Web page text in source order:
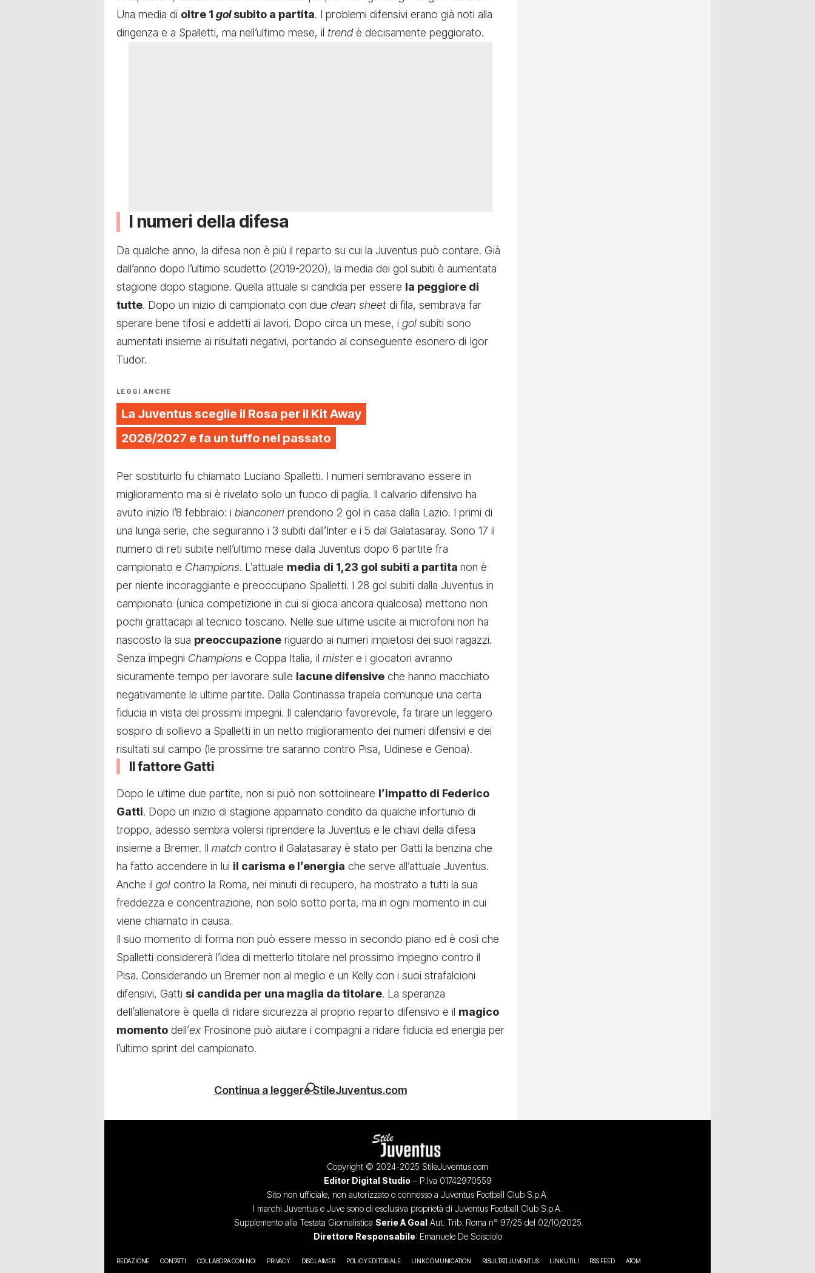
Una media di oltre 1 golsubito a partita. I problemi difensivi erano già noti alla
dirigenza e a Spalletti, ma nell’ultimo mese, il trendè decisamente peggiorato.
I numeri della difesa
Da qualche anno, la difesa non è più il reparto su cui la Juventus può contare. Già
dall’anno dopo l’ultimo scudetto (2019-2020), la media dei gol subiti è aumentata
stagione dopo stagione. Quella attuale si candida per essere la peggiore di
tutte. Dopo un inizio di campionato con due clean sheet di fila, sembrava far
sperare bene tifosi e addetti ai lavori. Dopo circa un mese, i gol subiti sono
aumentati insieme ai risultati negativi, portando al conseguente esonero di Igor
Tudor.
LEGGI ANCHE
La Juventus sceglie il Rosa per il Kit Away
2026/2027 e fa un tuffo nel passato
Per sostituirlo fu chiamato Luciano Spalletti. I numeri sembravano essere in
miglioramento ma si è rivelato solo un fuoco di paglia. Il calvario difensivo ha
avuto inizio l’8 febbraio: i bianconeri prendono 2 gol in casa dalla Lazio. I primi di
una lunga serie, che seguiranno i 3 subiti dall’Inter e i 5 dal Galatasaray. Sono 17 il
numero di reti subite nell’ultimo mese dalla Juventus dopo 6 partite fra
campionato e Champions. L’attuale media di 1,23 gol subiti a partita non è
per niente incoraggiante e preoccupano Spalletti. I 28 gol subiti dalla Juventus in
campionato (unica competizione in cui si gioca ancora qualcosa) mettono non
pochi grattacapi al tecnico toscano. Nelle sue ultime uscite ai microfoni non ha
nascosto la sua preoccupazione riguardo ai numeri impietosi dei suoi ragazzi.
Senza impegni Champions e Coppa Italia, il mistere i giocatori avranno
sicuramente tempo per lavorare sulle lacune difensive che hanno macchiato
negativamente le ultime partite. Dalla Continassa trapela comunque una certa
fiducia in vista dei prossimi impegni. Il calendario favorevole, fa tirare un leggero
sospiro di sollievo a Spalletti in un netto miglioramento dei numeri difensivi e dei
risultati sul campo (le prossime tre saranno contro Pisa, Udinese e Genoa).
Il fattore Gatti
Dopo le ultime due partite, non si può non sottolineare l’impatto di Federico
Gatti. Dopo un inizio di stagione appannato condito da qualche infortunio di
troppo, adesso sembra volersi riprendere la Juventus e le chiavi della difesa
insieme a Bremer. Il match contro il Galatasaray è stato per Gatti la benzina che
ha fatto accendere in lui il carisma e l’energia che serve all’attuale Juventus.
Anche il gol contro la Roma, nei minuti di recupero, ha mostrato a tutti la sua
freddezza e concentrazione, non solo sotto porta, ma in ogni momento in cui
viene chiamato in causa.
Il suo momento di forma non può essere messo in secondo piano ed è così che
Spalletti considererà l’idea di metterlo titolare nel prossimo impegno contro il
Pisa. Considerando un Bremer non al meglio e un Kelly con i suoi strafalcioni
difensivi, Gatti si candida per una maglia da titolare. La speranza
dell’allenatore è quella di ridare sicurezza al proprio reparto difensivo e il magico
momento dell’ex Frosinone può aiutare i compagni a ridare fiducia ed energia per
l’ultimo sprint del campionato.
Continua a leggere StileJuventus.com
Copyright © 2024-2025 StileJuventus.com
Editor Digital Studio – P.Iva 01742970559
Sito non ufficiale, non autorizzato o connesso a Juventus Football Club S.p.A.
I marchi Juventus e Juve sono di esclusiva proprietà di Juventus Football Club S.p.A.
Supplemento alla Testata Giornalistica Serie A GoalAut. Trib. Roma n° 97/25 del 02/10/2025
Direttore Responsabile: Emanuele De Scisciolo
REDAZIONE CONTATTI COLLABORA CON NOI PRIVACY DISCLAIMER POLICY EDITORIALE LINK COMUNICATION RISULTATI JUVENTUS LINK UTILI RSS FEED ATOM